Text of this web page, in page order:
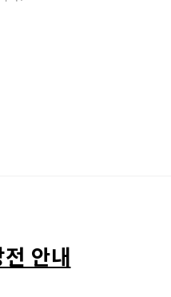
안내